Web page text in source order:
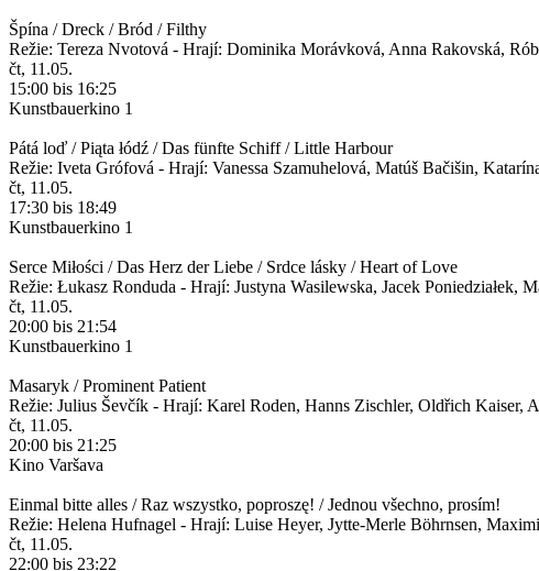
Špína / Dreck / Bród / Filthy
Režie: Tereza Nvotová - Hrají: Dominika Morávková, Anna Rakovská,
čt, 11.05.
15:00 bis 16:25
Kunstbauerkino 1
Pátá loď / Piąta łódź / Das fünfte Schiff / Little Harbour
Režie: Iveta Grófová - Hrají: Vanessa Szamuhelová, Matúš Bačišin,
čt, 11.05.
17:30 bis 18:49
Kunstbauerkino 1
Serce Miłości / Das Herz der Liebe / Srdce lásky / Heart of Love
Režie: Łukasz Ronduda - Hrají: Justyna Wasilewska, Jacek Poniedziałek,
čt, 11.05.
20:00 bis 21:54
Kunstbauerkino 1
Masaryk / Prominent Patient
Režie: Julius Ševčík - Hrají: Karel Roden, Hanns Zischler, Oldřich Kaiser,
čt, 11.05.
20:00 bis 21:25
Kino Varšava
Einmal bitte alles / Raz wszystko, poproszę! / Jednou všechno, prosím!
Režie: Helena Hufnagel - Hrají: Luise Heyer, Jytte-Merle Böhrnsen,
čt, 11.05.
22:00 bis 23:22